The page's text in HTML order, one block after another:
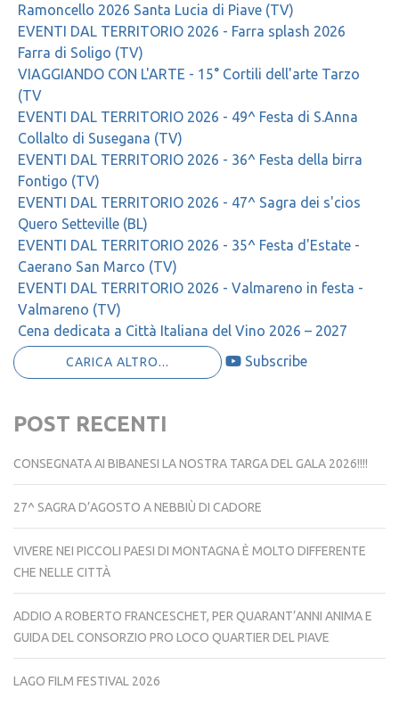
Ramoncello 2026 Santa Lucia di Piave (TV)
EVENTI DAL TERRITORIO 2026 - Farra splash 2026
Farra di Soligo (TV)
VIAGGIANDO CON L'ARTE - 15° Cortili dell'arte Tarzo
(TV
EVENTI DAL TERRITORIO 2026 - 49^ Festa di S.Anna
Collalto di Susegana (TV)
EVENTI DAL TERRITORIO 2026 - 36^ Festa della birra
Fontigo (TV)
EVENTI DAL TERRITORIO 2026 - 47^ Sagra dei s'cios
Quero Setteville (BL)
EVENTI DAL TERRITORIO 2026 - 35^ Festa d'Estate -
Caerano San Marco (TV)
EVENTI DAL TERRITORIO 2026 - Valmareno in festa -
Valmareno (TV)
Cena dedicata a Città Italiana del Vino 2026 – 2027
CARICA ALTRO... Subscribe
POST RECENTI
CONSEGNATA AI BIBANESI LA NOSTRA TARGA DEL GALA 2026!!!!
27^ SAGRA D’AGOSTO A NEBBIÙ DI CADORE
VIVERE NEI PICCOLI PAESI DI MONTAGNA È MOLTO DIFFERENTE
CHE NELLE CITTÀ
ADDIO A ROBERTO FRANCESCHET, PER QUARANT’ANNI ANIMA E
GUIDA DEL CONSORZIO PRO LOCO QUARTIER DEL PIAVE
LAGO FILM FESTIVAL 2026